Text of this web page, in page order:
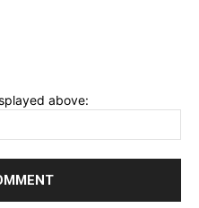
above: